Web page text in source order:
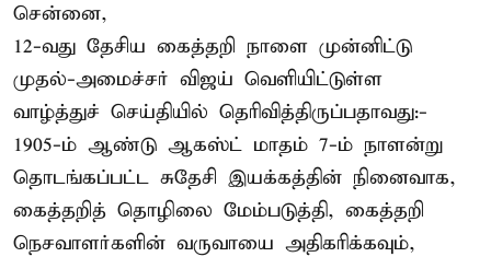
சென்னை,
12-வது தேசிய கைத்தறி நாளை முன்னிட்டு
முதல்-அமைச்சர் விஜய் வெளியிட்டுள்ள
வாழ்த்துச் செய்தியில் தெரிவித்திருப்பதாவது:-
1905-ம் ஆண்டு ஆகஸ்ட் மாதம் 7-ம் நாளன்று
தொடங்கப்பட்ட சுதேசி இயக்கத்தின் நினைவாக,
கைத்தறித் தொழிலை மேம்படுத்தி, கைத்தறி
நெசவாளர்களின் வருவாயை அதிகரிக்கவும்,